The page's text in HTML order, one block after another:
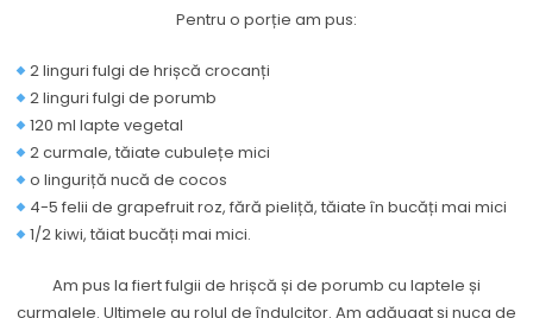
Pentru o porție am pus:
2 linguri fulgi de hrișcă crocanți
2 linguri fulgi de porumb
120 ml lapte vegetal
2 curmale, tăiate cubulețe mici
o linguriță nucă de cocos
4-5 felii de grapefruit roz, fără pieliță, tăiate în bucăți mai mici
1/2 kiwi, tăiat bucăți mai mici.
Am pus la fiert fulgii de hrișcă și de porumb cu laptele și
curmalele. Ultimele au rolul de îndulcitor. Am adăugat și nuca de